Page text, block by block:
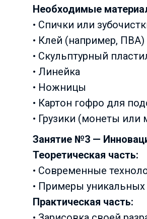
Необходимые
• Спички или
• Клей (например, ПВА)
• Скульптурный
• Линейка
• Ножницы
• Картон гофро для
• Грузики (монеты
Занятие №3 —
Теоретическая часть:
• Современные
• Примеры
Практическая часть: